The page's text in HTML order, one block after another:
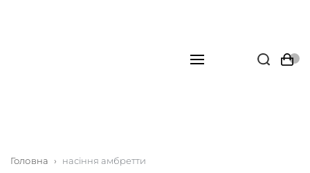
Головна › насіння амбретти